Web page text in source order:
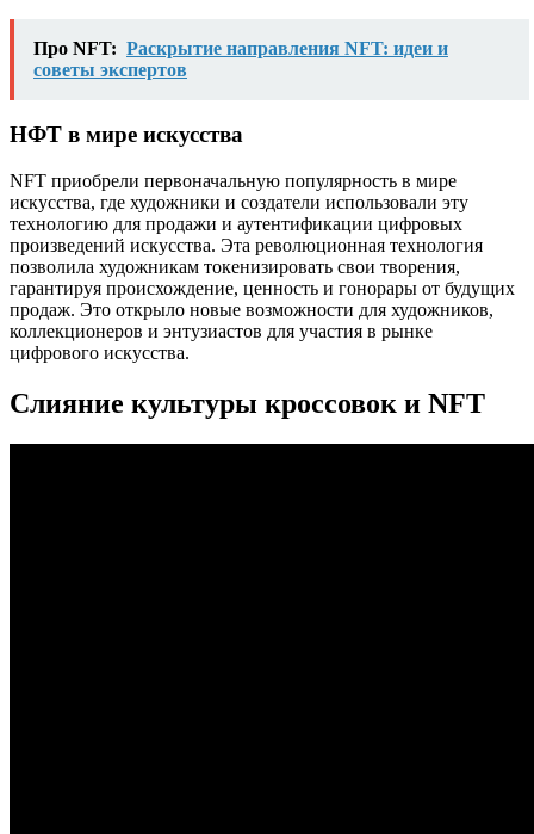
Про NFT: Раскрытие направления NFT: идеи и
советы экспертов
НФТ в мире искусства
NFT приобрели первоначальную популярность в мире
искусства, где художники и создатели использовали эту
технологию для продажи и аутентификации цифровых
произведений искусства. Эта революционная технология
позволила художникам токенизировать свои творения,
гарантируя происхождение, ценность и гонорары от будущих
продаж. Это открыло новые возможности для художников,
коллекционеров и энтузиастов для участия в рынке
цифрового искусства.
Слияние культуры кроссовок и NFT